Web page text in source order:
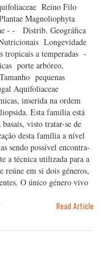
Reino Filo
Magnoliophyta
- - Distrib. Geográfica
Longevidade
tropicais a temperadas -
porte arbóreo,
pequenas
Aquifoliaceae
inserida na ordem
Esta família está
visto tratar-se de
desta família a nível
sendo possível encontra-
a técnica utilizada para a
em si dois géneros,
O único género vivo
Read Article